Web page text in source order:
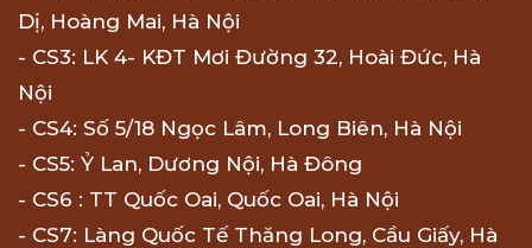
Dị, Hoàng Mai, Hà Nội
- CS3: LK 4- KĐT Mơi Đường 32, Hoài Đức, Hà
Nội
- CS4: Số 5/18 Ngọc Lâm, Long Biên, Hà Nội
- CS5: Ỷ Lan, Dương Nội, Hà Đông
- CS6 : TT Quốc Oai, Quốc Oai, Hà Nội
- CS7: Làng Quốc Tế Thăng Long, Cầu Giấy, Hà